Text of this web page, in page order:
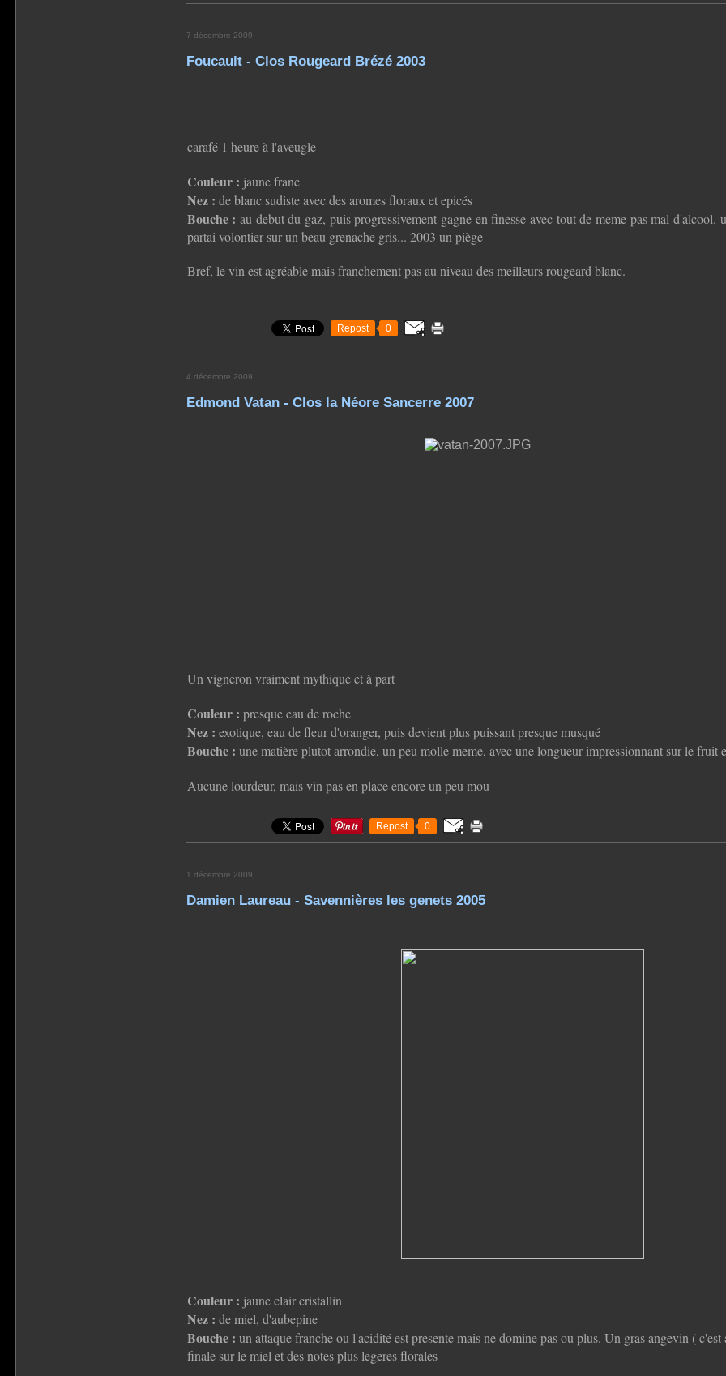
7 décembre 2009
Foucault - Clos Rougeard Brézé 2003
carafé 1 heure à l'aveugle
Couleur : jaune franc
Nez : de blanc sudiste avec des aromes floraux et epicés
Bouche : au debut du gaz, puis progressivement gagne en finesse avec tout de meme pas mal d'alcool.
partai volontier sur un beau grenache gris... 2003 un piège
Bref, le vin est agréable mais franchement pas au niveau des meilleurs rougeard blanc.
Repost 0
4 décembre 2009
Edmond Vatan - Clos la Néore Sancerre 2007
Un vigneron vraiment mythique et à part
Couleur : presque eau de roche
Nez : exotique, eau de fleur d'oranger, puis devient plus puissant presque musqué
Bouche : une matière plutot arrondie, un peu molle meme, avec une longueur impressionnant sur le fruit
Aucune lourdeur, mais vin pas en place encore un peu mou
Repost 0
1 décembre 2009
Damien Laureau - Savennières les genets 2005
Couleur : jaune clair cristallin
Nez : de miel, d'aubepine
Bouche : un attaque franche ou l'acidité est presente mais ne domine pas ou plus. Un gras angevin ( c'est
finale sur le miel et des notes plus legeres florales